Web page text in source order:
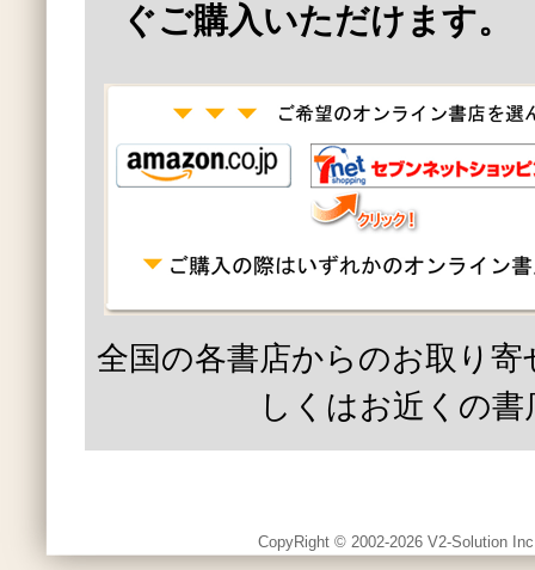
ぐご購入いただけます。
全国の各書店からのお取り
しくはお近くの書
CopyRight © 2002-2026 V2-Solution